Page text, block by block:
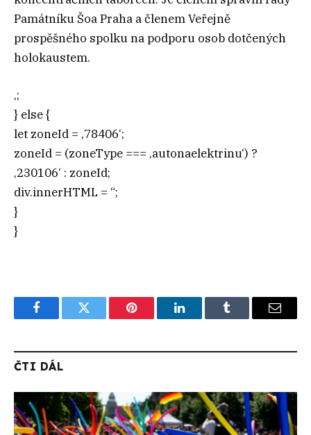
Památníku Šoa Praha a členem Veřejně
prospěšného spolku na podporu osob dotčených
holokaustem.
‚;
} else {
let zoneId = ‚78406‘;
zoneId = (zoneType === ‚autonaelektrinu‘) ?
‚230106‘ : zoneId;
div.innerHTML = “;
}
}
FacebookTwitter Pinterest LinkedInTumblr Email
ČTI DÁL